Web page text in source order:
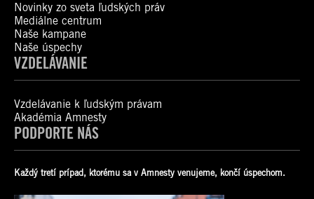
Novinky zo sveta ľudských práv
Mediálne centrum
Naše kampane
Naše úspechy
VZDELÁVANIE
Vzdelávanie k ľudským právam
Akadémia Amnesty
PODPORTE NÁS
Každý tretí prípad, ktorému sa v Amnesty venujeme, končí úspechom.